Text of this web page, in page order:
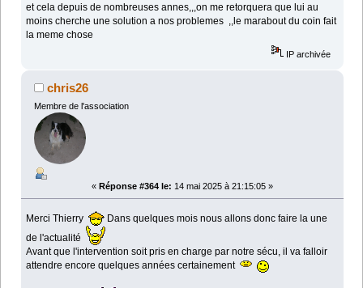
et cela depuis de nombreuses annes,,,on me retorquera que lui au
moins cherche une solution a nos problemes ,,le marabout du coin fait
la meme chose
IP archivée
chris26
Membre de l'association
« Réponse #364 le: 14 mai 2025 à 21:15:05 »
Merci Thierry
Dans quelques mois nous allons donc faire la une
de l'actualité
Avant que l'intervention soit pris en charge par notre sécu, il va falloir
attendre encore quelques années certainement